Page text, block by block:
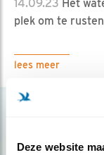
Deze website
14.09.23 Het
plek om te
lees meer